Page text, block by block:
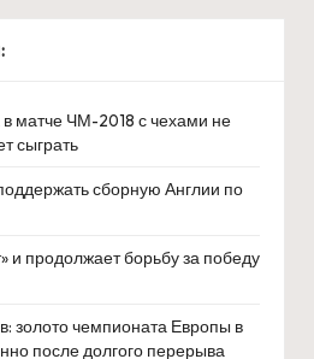
в матче ЧМ-2018 с чехами не
сыграть
сборную Англии по
и продолжает борьбу за победу
золото чемпионата Европы в
после долгого перерыва